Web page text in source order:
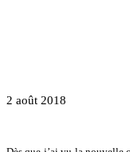
2 août 2018